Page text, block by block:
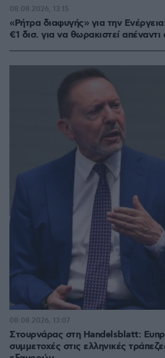
«Ρήτρα διαφυγής» για την
€1 δισ. για να θωρακιστεί απέναντι
08.08.2026, 13:15
Στουρνάρας στη Handelsblatt:
συμμετοχές στις ελληνικές
08.08.2026, 13:07